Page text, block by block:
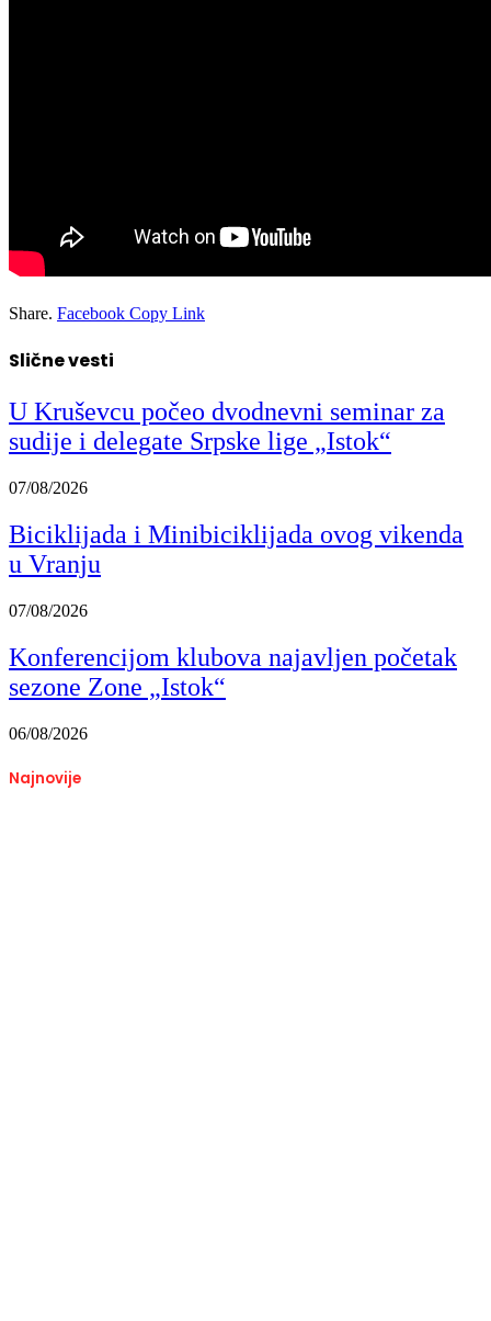
Share. Facebook Copy Link
Slične vesti
U Kruševcu počeo dvodnevni seminar za
sudije i delegate Srpske lige „Istok“
07/08/2026
Biciklijada i Minibiciklijada ovog vikenda
u Vranju
07/08/2026
Konferencijom klubova najavljen početak
sezone Zone „Istok“
06/08/2026
Najnovije